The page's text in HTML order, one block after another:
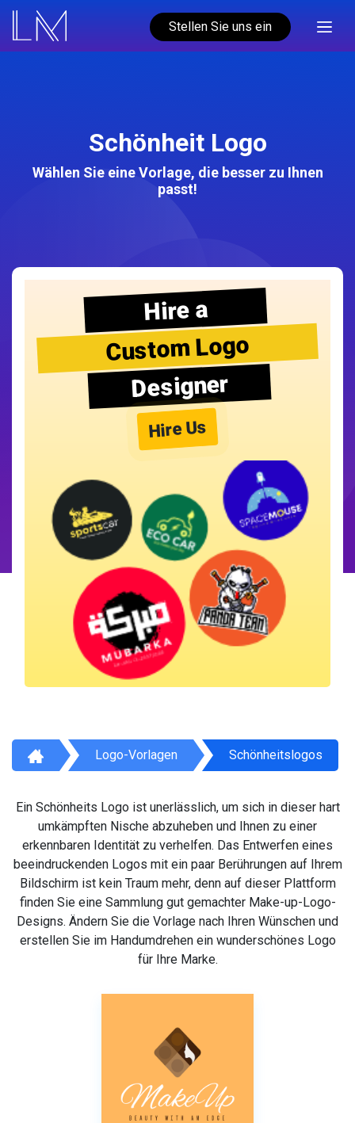
Stellen Sie uns ein
Schönheit Logo
Wählen Sie eine Vorlage, die besser zu Ihnen
passt!
Hire a
Custom Logo
Designer
Hire Us
Logo-Vorlagen Schönheitslogos
Ein Schönheits Logo ist unerlässlich, um sich in dieser hart
umkämpften Nische abzuheben und Ihnen zu einer
erkennbaren Identität zu verhelfen. Das Entwerfen eines
beeindruckenden Logos mit ein paar Berührungen auf Ihrem
Bildschirm ist kein Traum mehr, denn auf dieser Plattform
finden Sie eine Sammlung gut gemachter Make-up-Logo-
Designs. Ändern Sie die Vorlage nach Ihren Wünschen und
erstellen Sie im Handumdrehen ein wunderschönes Logo
für Ihre Marke.